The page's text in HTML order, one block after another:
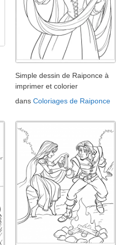
Simple dessin de Raiponce à
imprimer et colorier
dans Coloriages de Raiponce